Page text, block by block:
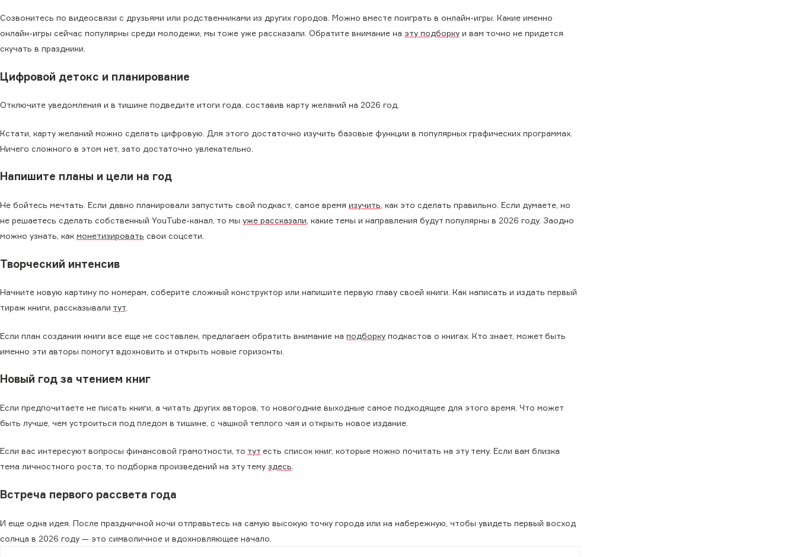
Созвонитесь по видеосвязи с друзьями или родственниками из других городов. Можно вместе поиграть в онлайн-игры. Какие именно
онлайн-игры сейчас популярны среди молодежи, мы тоже уже рассказали. Обратите внимание на эту подборку и вам точно не придется
скучать в праздники.
Цифровой детокс и планирование
Отключите уведомления и в тишине подведите итоги года, составив карту желаний на 2026 год.
Кстати, карту желаний можно сделать цифровую. Для этого достаточно изучить базовые функции в популярных графических программах.
Ничего сложного в этом нет, зато достаточно увлекательно.
Напишите планы и цели на год
Не бойтесь мечтать. Если давно планировали запустить свой подкаст, самое время изучить , как это сделать правильно. Если думаете, но
не решаетесь сделать собственный YouTube-канал, то мы уже рассказали , какие темы и направления будут популярны в 2026 году. Заодно
можно узнать, как монетизировать свои соцсети.
Творческий интенсив
Начните новую картину по номерам, соберите сложный конструктор или напишите первую главу своей книги. Как написать и издать первый
тираж книги, рассказывали тут.
Если план создания книги все еще не составлен, предлагаем обратить внимание на подборку подкастов о книгах. Кто знает, может быть
именно эти авторы помогут вдохновить и открыть новые горизонты.
Новый год за чтением книг
Если предпочитаете не писать книги, а читать других авторов, то новогодние выходные самое подходящее для этого время. Что может
быть лучше, чем устроиться под пледом в тишине, с чашкой теплого чая и открыть новое издание.
Если вас интересуют вопросы финансовой грамотности, то тут есть список книг, которые можно почитать на эту тему. Если вам близка
тема личностного роста, то подборка произведений на эту тему здесь.
Встреча первого рассвета года
И еще одна идея. После праздничной ночи отправьтесь на самую высокую точку города или на набережную, чтобы увидеть первый восход
солнца в 2026 году — это символичное и вдохновляющее начало.